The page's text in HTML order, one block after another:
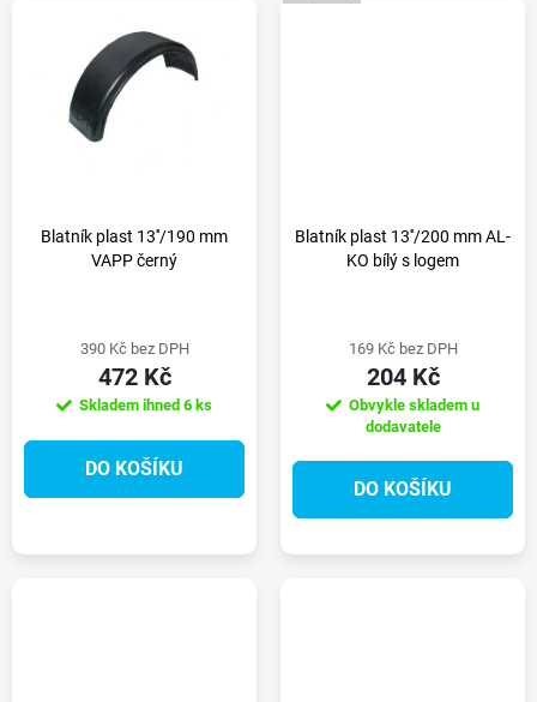
Blatník plast 13''/190 mm
VAPP černý
390 Kč bez DPH
472 Kč
Skladem ihned 6 ks
DO KOŠÍKU
Blatník plast 13''/200 mm AL-
KO bílý s logem
169 Kč bez DPH
204 Kč
Obvykle skladem u
dodavatele
DO KOŠÍKU